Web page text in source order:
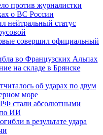
против журналистки
о ВС России
нейтральный статус
совершил официальный
во Французских Альпах
на складе в Брянске
об ударах по двум
море
стали абсолютными
ИИ
в результате удара